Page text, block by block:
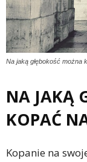
Na jaką głębokość można
NA JAKĄ
KOPAĆ
Kopanie na